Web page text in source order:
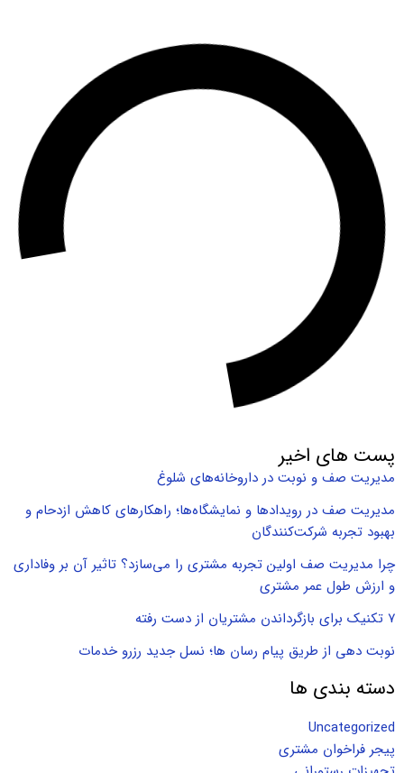
پست های اخیر
مدیریت صف و نوبت در داروخانه‌های شلوغ
مدیریت صف در رویدادها و نمایشگاه‌ها؛ راهکارهای کاهش ازدحام و
بهبود تجربه شرکت‌کنندگان
چرا مدیریت صف اولین تجربه مشتری را می‌سازد؟ تاثیر آن بر وفاداری
و ارزش طول عمر مشتری
۷ تکنیک برای بازگرداندن مشتریان از دست رفته
نوبت دهی از طریق پیام رسان ها؛ نسل جدید رزرو خدمات
دسته بندی ها
Uncategorized
پیجر فراخوان مشتری